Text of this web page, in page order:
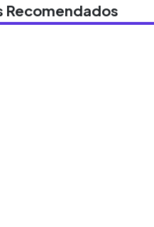
Recomendados